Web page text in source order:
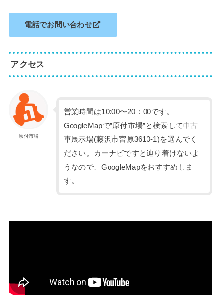
電話でお問い合わせ
アクセス
原付市場
営業時間は10:00〜20：00です。
GoogleMapで”原付市場”と検索して中古
車展示場(藤沢市宮原3610-1)を選んでく
ださい。カーナビですと辿り着けないよ
うなので、GoogleMapをおすすめしま
す。